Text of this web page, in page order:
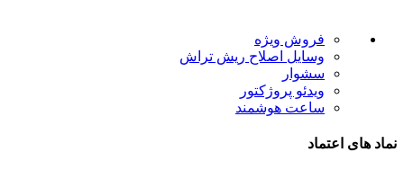
فروش ویژه
وسایل اصلاح ریش تراش
سشوار
ویدئو پروژکتور
ساعت هوشمند
نماد های اعتماد